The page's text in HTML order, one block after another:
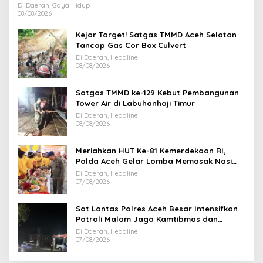
Di Daerah, Gaya Hidup
08/08/2026
Kejar Target! Satgas TMMD Aceh Selatan
Tancap Gas Cor Box Culvert
Di Daerah, Headline
08/08/2026
Satgas TMMD ke-129 Kebut Pembangunan
Tower Air di Labuhanhaji Timur
Di Daerah, Headline
08/08/2026
Meriahkan HUT Ke-81 Kemerdekaan RI,
Polda Aceh Gelar Lomba Memasak Nasi
Goreng dan Aneka Minuman
Di Daerah, Headline
07/08/2026
Sat Lantas Polres Aceh Besar Intensifkan
Patroli Malam Jaga Kamtibmas dan
Kelancaran Lalu Lintas
Di Daerah, Headline
07/08/2026